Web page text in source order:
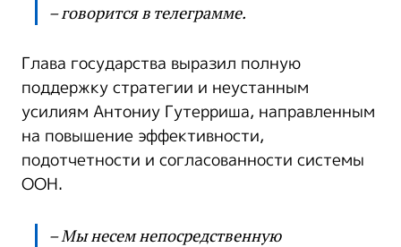
– говорится в телеграмме.
Глава государства выразил полную
поддержку стратегии и неустанным
усилиям Антониу Гутерриша, направленным
на повышение эффективности,
подотчетности и согласованности системы
ООН.
– Мы несем непосредственную